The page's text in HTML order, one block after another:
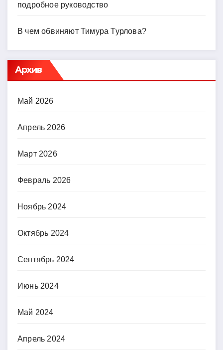
подробное руководство
В чем обвиняют Тимура Турлова?
Архив
Май 2026
Апрель 2026
Март 2026
Февраль 2026
Ноябрь 2024
Октябрь 2024
Сентябрь 2024
Июнь 2024
Май 2024
Апрель 2024